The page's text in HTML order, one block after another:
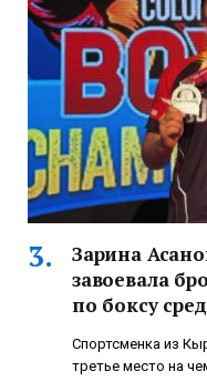
Зарина
завоевала
по боксу
Спортсменка из
третье место на